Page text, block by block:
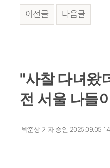
이전글
다음글
"사찰 다녀왔
전 서울 나들
박준상 기자승인 2025.09.05